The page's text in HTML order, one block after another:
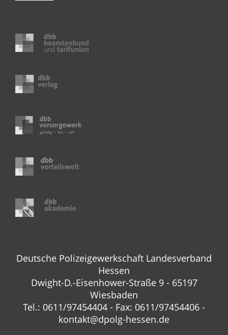
Deutsche Polizeigewerkschaft Landesverband
Hessen
Dwight-D.-Eisenhower-Straße 9 - 65197
Wiesbaden
Tel.: 0611/97454404 - Fax: 0611/97454406 -
kontakt@dpolg-hessen.de